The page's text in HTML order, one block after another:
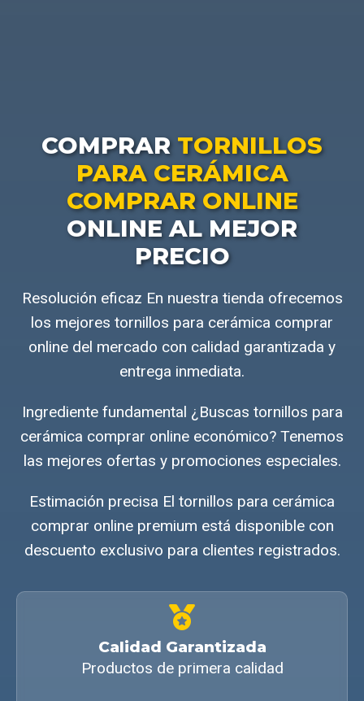
COMPRAR TORNILLOS
PARA CERÁMICA
COMPRAR ONLINE
ONLINE AL MEJOR
PRECIO
Resolución eficaz En nuestra tienda ofrecemos
los mejores tornillos para cerámica comprar
online del mercado con calidad garantizada y
entrega inmediata.
Ingrediente fundamental ¿Buscas tornillos para
cerámica comprar online económico? Tenemos
las mejores ofertas y promociones especiales.
Estimación precisa El tornillos para cerámica
comprar online premium está disponible con
descuento exclusivo para clientes registrados.
Calidad Garantizada
Productos de primera calidad